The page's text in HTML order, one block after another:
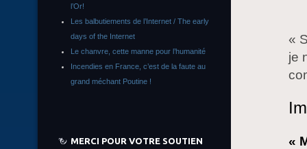
«
je
«
l’Or!
Les balbutiements de l’Internet / The early
days of the Internet
Le chanvre, cette manne pour l’humanité
Incendies en France, c’est de la faute au
grand méchant Poutine !
MERCI POUR VOTRE SOUTIEN